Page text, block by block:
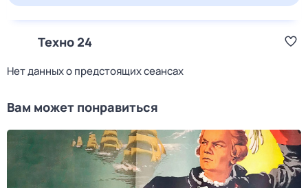
Техно 24
Нет данных о предстоящих сеансах
Вам может понравиться